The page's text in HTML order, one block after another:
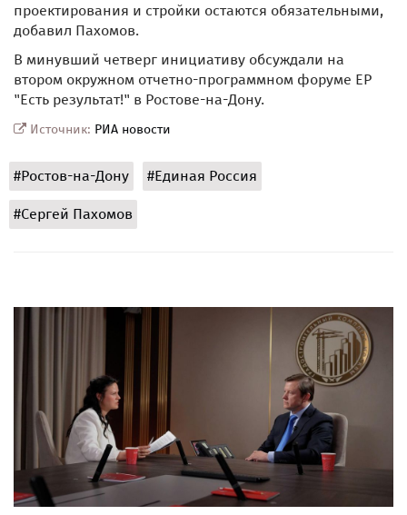
проектирования и стройки остаются обязательными,
добавил Пахомов.
В минувший четверг инициативу обсуждали на
втором окружном отчетно-программном форуме ЕР
"Есть результат!" в Ростове-на-Дону.
Источник: РИА новости
#Ростов-на-Дону #Единая Россия
#Сергей Пахомов